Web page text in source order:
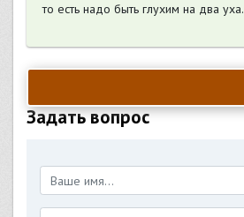
то есть надо быть глухим на два уха.
Задать вопрос